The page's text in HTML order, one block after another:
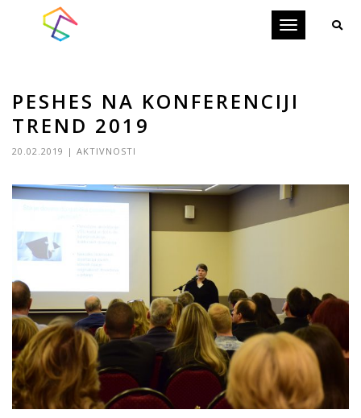
Toggle
PESHES NA KONFERENCIJI
TREND 2019
20.02.2019 | AKTIVNOSTI